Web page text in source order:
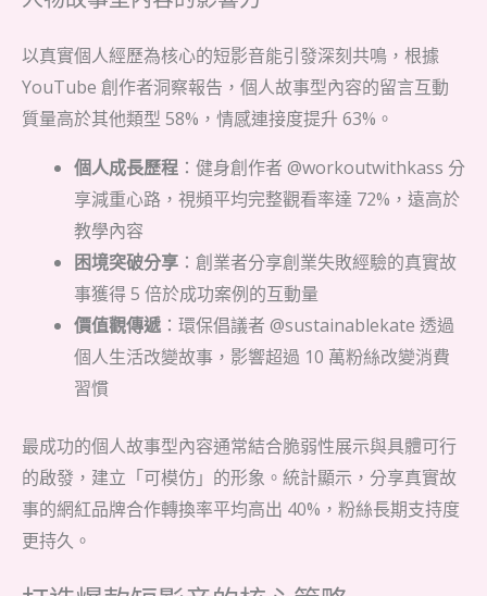
以真實個人經歷為核心的短影音能引發深刻共鳴，根據
YouTube 創作者洞察報告，個人故事型內容的留言互動
質量高於其他類型 58%，情感連接度提升 63%。
個人成長歷程 ：健身創作者 @workoutwithkass 分
享減重心路，視頻平均完整觀看率達 72%，遠高於
教學內容
困境突破分享 ：創業者分享創業失敗經驗的真實故
事獲得 5 倍於成功案例的互動量
價值觀傳遞：環保倡議者 @sustainablekate 透過
個人生活改變故事，影響超過 10 萬粉絲改變消費
習慣
最成功的個人故事型內容通常結合脆弱性展示與具體可行
的啟發，建立「可模仿」的形象。統計顯示，分享真實故
事的網紅品牌合作轉換率平均高出 40%，粉絲長期支持度
更持久。